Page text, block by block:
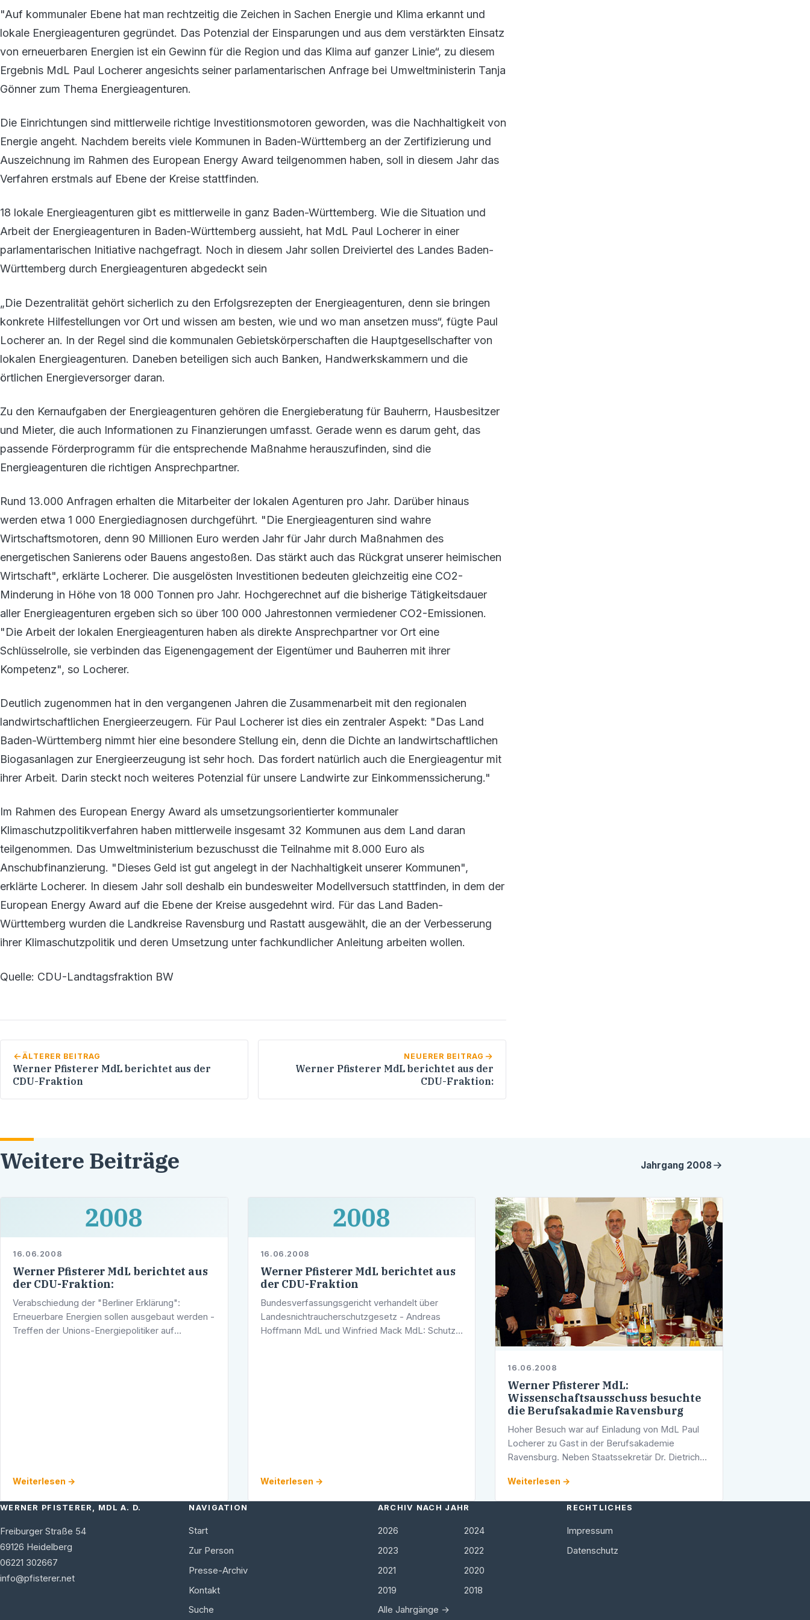
"Auf kommunaler Ebene hat man rechtzeitig die Zeichen in Sachen Energie und Klima erkannt und
lokale Energieagenturen gegründet. Das Potenzial der Einsparungen und aus dem verstärkten Einsatz
von erneuerbaren Energien ist ein Gewinn für die Region und das Klima auf ganzer Linie“, zu diesem
Ergebnis MdL Paul Locherer angesichts seiner parlamentarischen Anfrage bei Umweltministerin Tanja
Gönner zum Thema Energieagenturen.
Die Einrichtungen sind mittlerweile richtige Investitionsmotoren geworden, was die Nachhaltigkeit von
Energie angeht. Nachdem bereits viele Kommunen in Baden-Württemberg an der Zertifizierung und
Auszeichnung im Rahmen des European Energy Award teilgenommen haben, soll in diesem Jahr das
Verfahren erstmals auf Ebene der Kreise stattfinden.
18 lokale Energieagenturen gibt es mittlerweile in ganz Baden-Württemberg. Wie die Situation und
Arbeit der Energieagenturen in Baden-Württemberg aussieht, hat MdL Paul Locherer in einer
parlamentarischen Initiative nachgefragt. Noch in diesem Jahr sollen Dreiviertel des Landes Baden-
Württemberg durch Energieagenturen abgedeckt sein
„Die Dezentralität gehört sicherlich zu den Erfolgsrezepten der Energieagenturen, denn sie bringen
konkrete Hilfestellungen vor Ort und wissen am besten, wie und wo man ansetzen muss“, fügte Paul
Locherer an. In der Regel sind die kommunalen Gebietskörperschaften die Hauptgesellschafter von
lokalen Energieagenturen. Daneben beteiligen sich auch Banken, Handwerkskammern und die
örtlichen Energieversorger daran.
Zu den Kernaufgaben der Energieagenturen gehören die Energieberatung für Bauherrn, Hausbesitzer
und Mieter, die auch Informationen zu Finanzierungen umfasst. Gerade wenn es darum geht, das
passende Förderprogramm für die entsprechende Maßnahme herauszufinden, sind die
Energieagenturen die richtigen Ansprechpartner.
Rund 13.000 Anfragen erhalten die Mitarbeiter der lokalen Agenturen pro Jahr. Darüber hinaus
werden etwa 1 000 Energiediagnosen durchgeführt. "Die Energieagenturen sind wahre
Wirtschaftsmotoren, denn 90 Millionen Euro werden Jahr für Jahr durch Maßnahmen des
energetischen Sanierens oder Bauens angestoßen. Das stärkt auch das Rückgrat unserer heimischen
Wirtschaft", erklärte Locherer. Die ausgelösten Investitionen bedeuten gleichzeitig eine CO2-
Minderung in Höhe von 18 000 Tonnen pro Jahr. Hochgerechnet auf die bisherige Tätigkeitsdauer
aller Energieagenturen ergeben sich so über 100 000 Jahrestonnen vermiedener CO2-Emissionen.
"Die Arbeit der lokalen Energieagenturen haben als direkte Ansprechpartner vor Ort eine
Schlüsselrolle, sie verbinden das Eigenengagement der Eigentümer und Bauherren mit ihrer
Kompetenz", so Locherer.
Deutlich zugenommen hat in den vergangenen Jahren die Zusammenarbeit mit den regionalen
landwirtschaftlichen Energieerzeugern. Für Paul Locherer ist dies ein zentraler Aspekt: "Das Land
Baden-Württemberg nimmt hier eine besondere Stellung ein, denn die Dichte an landwirtschaftlichen
Biogasanlagen zur Energieerzeugung ist sehr hoch. Das fordert natürlich auch die Energieagentur mit
ihrer Arbeit. Darin steckt noch weiteres Potenzial für unsere Landwirte zur Einkommenssicherung."
Im Rahmen des European Energy Award als umsetzungsorientierter kommunaler
Klimaschutzpolitikverfahren haben mittlerweile insgesamt 32 Kommunen aus dem Land daran
teilgenommen. Das Umweltministerium bezuschusst die Teilnahme mit 8.000 Euro als
Anschubfinanzierung. "Dieses Geld ist gut angelegt in der Nachhaltigkeit unserer Kommunen",
erklärte Locherer. In diesem Jahr soll deshalb ein bundesweiter Modellversuch stattfinden, in dem der
European Energy Award auf die Ebene der Kreise ausgedehnt wird. Für das Land Baden-
Württemberg wurden die Landkreise Ravensburg und Rastatt ausgewählt, die an der Verbesserung
ihrer Klimaschutzpolitik und deren Umsetzung unter fachkundlicher Anleitung arbeiten wollen.
Quelle: CDU-Landtagsfraktion BW
ÄLTERER BEITRAG
Werner Pfisterer MdL berichtet aus der
CDU-Fraktion
NEUERER BEITRAG
Werner Pfisterer MdL berichtet aus der
CDU-Fraktion:
Weitere Beiträge Jahrgang 2008
2008
16.06.2008
Werner Pfisterer MdL berichtet aus
der CDU-Fraktion:
Verabschiedung der "Berliner Erklärung":
Erneuerbare Energien sollen ausgebaut werden -
Treffen der Unions-Energiepolitiker auf
Weiterlesen →
2008
16.06.2008
Werner Pfisterer MdL berichtet aus
der CDU-Fraktion
Bundesverfassungsgericht verhandelt über
Landesnichtraucherschutzgesetz - Andreas
Hoffmann MdL und Winfried Mack MdL: Schutz
Weiterlesen →
16.06.2008
Werner Pfisterer MdL:
Wissenschaftsausschuss besuchte
die Berufsakadmie Ravensburg
Hoher Besuch war auf Einladung von MdL Paul
Locherer zu Gast in der Berufsakademie
Ravensburg. Neben Staatssekretär Dr. Dietrich
Prof. Karl-Heinz Hänssler und Prof. Rudolf …
Weiterlesen →
WERNER PFISTERER, MDL A. D.
Freiburger Straße 54
69126 Heidelberg
06221 302667
info@pfisterer.net
NAVIGATION
Start
Zur Person
Presse-Archiv
Kontakt
Suche
ARCHIV NACH JAHR
2026
2024
2023
2022
2021
2020
2019
2018
Alle Jahrgänge →
RECHTLICHES
Impressum
Datenschutz